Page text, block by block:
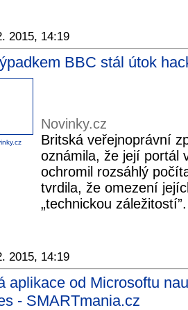
2015, 14:19
BBC stál útok
Novinky.cz
Britská veřejnoprávní
oznámila, že její portál
ochromil rozsáhlý
tvrdila, že omezení
„technickou
2015, 14:19
aplikace od Microsoftu
- SMARTmania.cz